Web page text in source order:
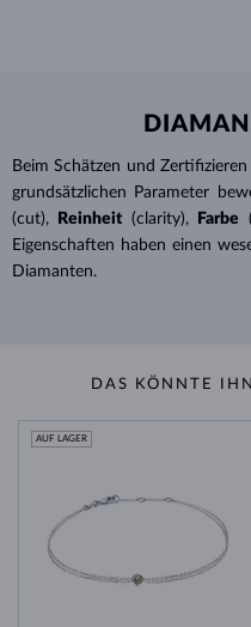
Beim Schätzen und Zertifizieren
grundsätzlichen Parameter
(cut),
Reinheit (clarity), Farbe
Eigenschaften haben einen
Diamanten.
DAS KÖNNTE
AUF LAGER